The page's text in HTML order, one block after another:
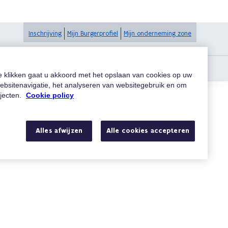
Inschrijving Mijn Burgerprofiel Mijn onderneming zone
Zoeken
klikken gaat u akkoord met het opslaan van cookies op uw
het analyseren van websitegebruik en om
Cookie policy
Alles afwijzen Alle cookies accepteren